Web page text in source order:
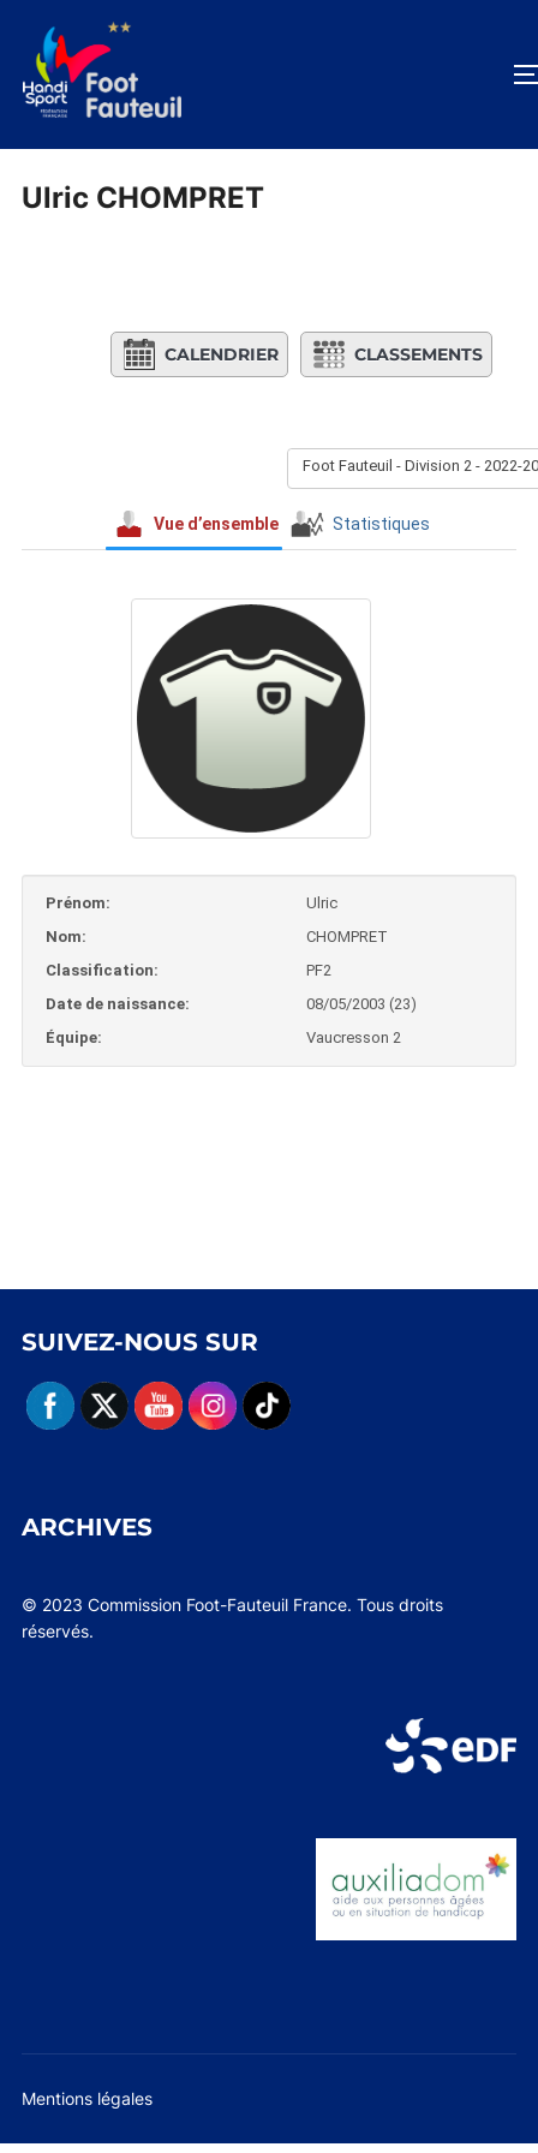
contenu
Ulric CHOMPRET
CALENDRIER CLASSEMENTS
Foot Fauteuil - Division 2 - 2022-
Vue d’ensemble Statistiques
Prénom:
Ulric
Nom:
CHOMPRET
Classification:
PF2
Date de naissance:
08/05/2003 (23)
Équipe:
Vaucresson 2
SUIVEZ-NOUS SUR
ARCHIVES
© 2023 Commission Foot-Fauteuil France. Tous droits
réservés.
Mentions légales